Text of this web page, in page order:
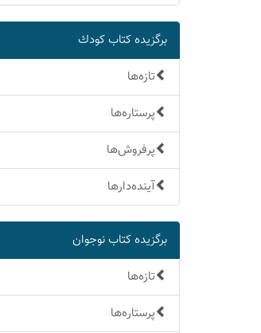
برگزیده كتاب كودك
تازه‌ها
پرستاره‌ها
پرفروش‌ها
آینده‌دارها
برگزیده كتاب نوجوان
تازه‌ها
پرستاره‌ها